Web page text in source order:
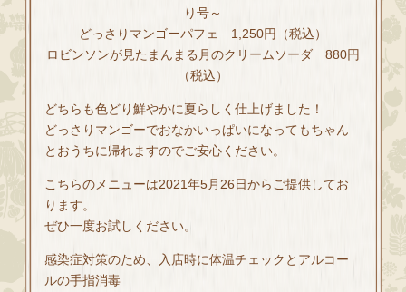
り号～
どっさりマンゴーパフェ 1,250円（税込）
ロビンソンが見たまんまる月のクリームソーダ 880円
（税込）
どちらも色どり鮮やかに夏らしく仕上げました！
どっさりマンゴーでおなかいっぱいになってもちゃん
とおうちに帰れますのでご安心ください。
こちらのメニューは2021年5月26日からご提供してお
ります。
ぜひ一度お試しください。
感染症対策のため、入店時に体温チェックとアルコー
ルの手指消毒